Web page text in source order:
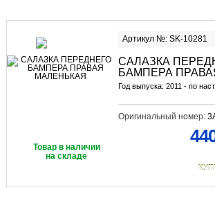
Артикул №: SK-10281
САЛАЗКА
БАМПЕРА
Год выпуска: 2011 - по
Оригинальный номер:
Товар в наличии
на складе